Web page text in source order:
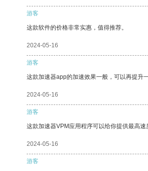
游客
这款软件的价格非常实惠，值得推荐。
2024-05-16
游客
这款加速器app的加速效果一般，可以再提升
2024-05-16
游客
这款加速器VPM应用程序可以给你提供最高
2024-05-16
游客